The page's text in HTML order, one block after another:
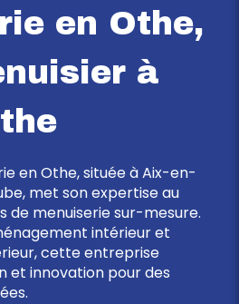
en Othe,
à
en Othe, située à Aix-en-
met son expertise au
de menuiserie sur-mesure.
intérieur et
cette entreprise
et innovation pour des